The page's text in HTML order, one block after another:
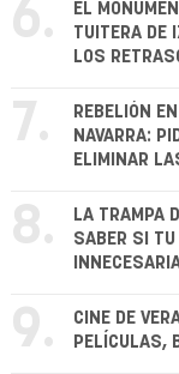
6.
EL
TUITERA DE
LOS
7.
REBELIÓN
NAVARRA:
ELIMINAR
8.
LA TRAMPA
SABER SI TU
9.
CINE DE
PELÍCULAS,